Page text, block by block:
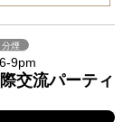
分煙
9pm
交流パーティ